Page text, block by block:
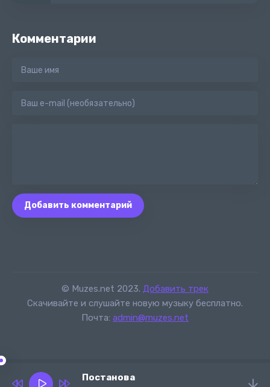
Комментарии
Добавить комментарий
© Muzes.net 2023. Добавить трек
Скачивайте и слушайте новую музыку бесплатно.
Почта: admin@muzes.net
Постанова